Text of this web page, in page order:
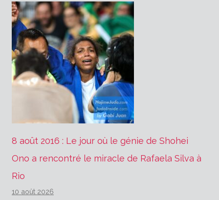
8 août 2016 : Le jour où le génie de Shohei
Ono a rencontré le miracle de Rafaela Silva à
Rio
10 août 2026